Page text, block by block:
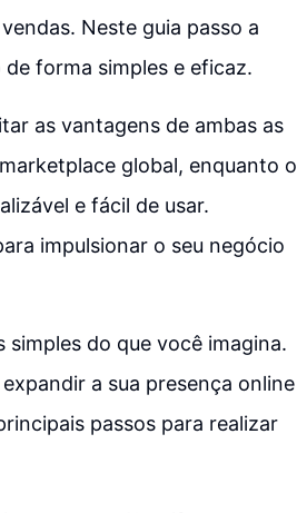
Neste guia passo a
forma simples e eficaz.
as vantagens de ambas as
global, enquanto o
e fácil de usar.
impulsionar o seu negócio
do que você imagina.
a sua presença online
passos para realizar